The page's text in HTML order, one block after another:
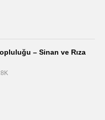
– Sinan ve Rıza